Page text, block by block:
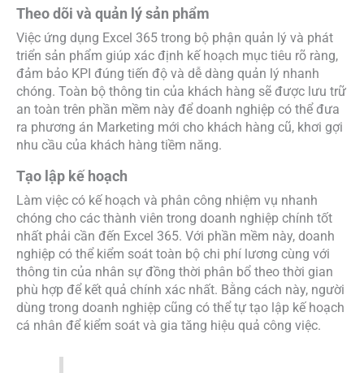
Theo dõi và quản lý sản phẩm
Việc ứng dụng Excel 365 trong bộ phận quản lý và phát
triển sản phẩm giúp xác định kế hoạch mục tiêu rõ ràng,
đảm bảo KPI đúng tiến độ và dễ dàng quản lý nhanh
chóng. Toàn bộ thông tin của khách hàng sẽ được lưu trữ
an toàn trên phần mềm này để doanh nghiệp có thể đưa
ra phương án Marketing mới cho khách hàng cũ, khơi gợi
nhu cầu của khách hàng tiềm năng.
Tạo lập kế hoạch
Làm việc có kế hoạch và phân công nhiệm vụ nhanh
chóng cho các thành viên trong doanh nghiệp chính tốt
nhất phải cần đến Excel 365. Với phần mềm này, doanh
nghiệp có thể kiểm soát toàn bộ chi phí lương cùng với
thông tin của nhân sự đồng thời phân bổ theo thời gian
phù hợp để kết quả chính xác nhất. Bằng cách này, người
dùng trong doanh nghiệp cũng có thể tự tạo lập kế hoạch
cá nhân để kiểm soát và gia tăng hiệu quả công việc.